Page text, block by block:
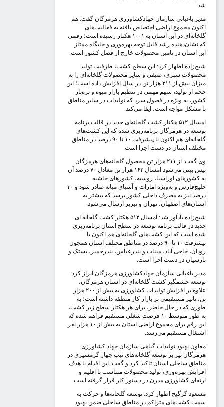
باغبانی سازمان جهادکشاورزی هرمزگان گفت: هم
مجموع اراضی اختصاص یافته به فعالیت‌های
گلخانه‌ای در این استان به ۱۰۰۱ هکتار رسیده است؛ رقمی
نشان‌دهنده رشد قابل توجه بهره‌وری و جایگاه ممتاز
استان در تامین محصولات خارج از فصل کشور است.
اظهار کرد: این سطح کشت، ظرفیت تولید
سبزی، صیفی و سایر محصولات گلخانه‌ای را به
میزان بیش از ۲۱۱ هزار تن در سال افزایش داده است؛ این
از تولید، سهم مهمی در تنظیم بازار میوه‌ و تره‌بار
به ویژه در فصول سرد که تولیدات در سایر مناطق
مشکل مواجه است، ایفا می‌کند.
امسال ۵۱۲ هکتار کشت گلخانه‌ای جدید در قالب برنامه
در هرمزگان برنامه‌ریزی شده که این کشت‌های
گلخانه‌ای هم اکنون با پیشرفت ۱۰ تا ۹۰ درصد در مناطق
استان در دست اجرا است.
وی گفت: از ۲۱۱ هزار تن محصول گلخانه‌های هرمزگان
پیش بینی می‌شود امسال ۱۶۲ هزار تن معادل ۷۰ درصد آن
کشورهای اوراسیا، روسیه، کشورهای حاشیه
خلیج‌فارس و به‌ویژه امارات و آسیای میانه صادر شود و ۳۰
نیز به مصرف داخلی کشور برسد که بیشتر به
اصفهان، تهران و تبریز ارسال می‌شود.
شیخ‌زاده یادآور شد: امسال ۵۱۲ هکتار کشت گلخانه ای
در قالب برنامه توسعه در سطح استان برنامه‌ریزی
است که این کشت‌های گلخانه‌ای هم اکنون با
پیشرفت ۱۰ تا ۹۰ درصد در مناطق مختلف استان همچون
حاجی آباد، میناب و بندرعباس، بندرخمیر، بستک و
در دست اجرا است.
باغبانی سازمان جهادکشاورزی هرمزگان ابراز کرد:
چشمگیر کشت گلخانه‌ای در استان هرمزگان،
علاوه بر افزایش تولیدات کشاورزی به بیش از ۲۰۰ هزار
تاثیر مستقیمی بر بازار کار منطقه داشته است؛ به
که در حال حاضر، برای هر هکتار سطح زیر کشت،
به طور متوسط ۱۰ فرصت شغلی مستقیم فراهم شده که
این رقم برای مجموع اراضی استان به بیش از ۱۰ هزار نفر
مستقیم می‌رسد.
بهبود تولیدات گیاهی سازمان جهاد کشاورزی
نیز بر توسعه گلخانه‌های تیپ چهار گرمسیری در
ساحلی استان تاکید کرد و گفت: این اقدام با هدف
بهره‌وری، تولید محصولات متناسب با اقلیم و
کشاورزی مدرن در دستور کار قرار گرفته است.
گرگیج اظهار کرد: توسعه گلخانه‌ها و حرکت به
کشت‌های متراکم در مناطق ساحلی ضمن بهبود